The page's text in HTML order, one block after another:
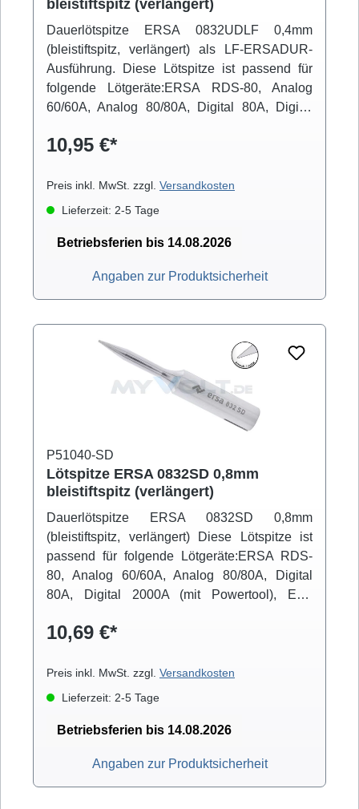
bleistiftspitz (verlängert)
Dauerlötspitze ERSA 0832UDLF 0,4mm
(bleistiftspitz, verlängert) als LF-ERSADUR-
Ausführung. Diese Lötspitze ist passend für
folgende Lötgeräte:ERSA RDS-80, Analog
60/60A, Analog 80/80A, Digital 80A, Digital
Con 60iA (mit Powertool), MS 6000, MS
80A (mit Ergotool)
10,95 €*
Preis inkl. MwSt. zzgl. Versandkosten
Lieferzeit: 2-5 Tage
Betriebsferien bis 14.08.2026
Angaben zur Produktsicherheit
P51040-SD
Lötspitze ERSA 0832SD 0,8mm
bleistiftspitz (verlängert)
Dauerlötspitze ERSA 0832SD 0,8mm
(bleistiftspitz, verlängert) Diese Lötspitze ist
passend für folgende Lötgeräte:ERSA RDS-
80, Analog 60/60A, Analog 80/80A, Digital
80A, Digital 2000A (mit Powertool), ELS
6000, MS 8000/D, Multi-Pro, Multi-Sprint, Multi-
10,69 €*
Preis inkl. MwSt. zzgl. Versandkosten
Lieferzeit: 2-5 Tage
Betriebsferien bis 14.08.2026
Angaben zur Produktsicherheit